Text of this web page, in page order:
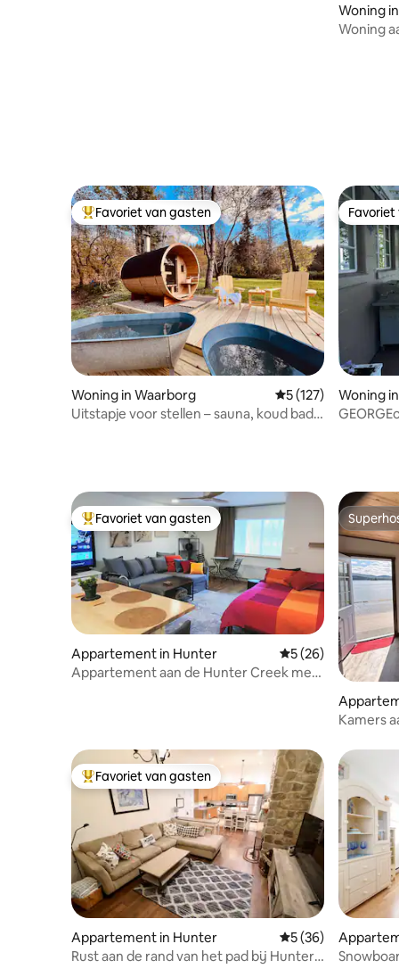
Woning
Woning
Topfavoriet van gasten
Favoriet van gasten
Woning in Waarborg Gemiddelde
5 (127)
Uitstapje voor stellen – sauna, koud bad,
Woning
Topfavoriet van gasten
Favoriet van gasten
Appartement in Hunter Gemiddelde
5 (26)
Appartement aan de Hunter Creek met
Kamers
Topfavoriet van gasten
Favoriet van gasten
Appartement in Hunter Gemiddelde
5 (36)
Rust aan de rand van het pad bij Hunter